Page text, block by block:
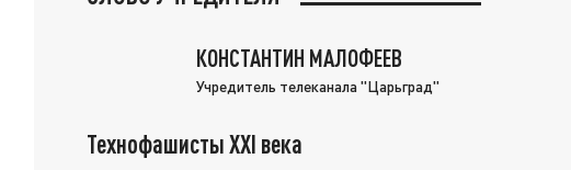
КОНСТАНТИН МАЛОФЕЕВ
Учредитель телеканала "Царьград"
Технофашисты XXI века